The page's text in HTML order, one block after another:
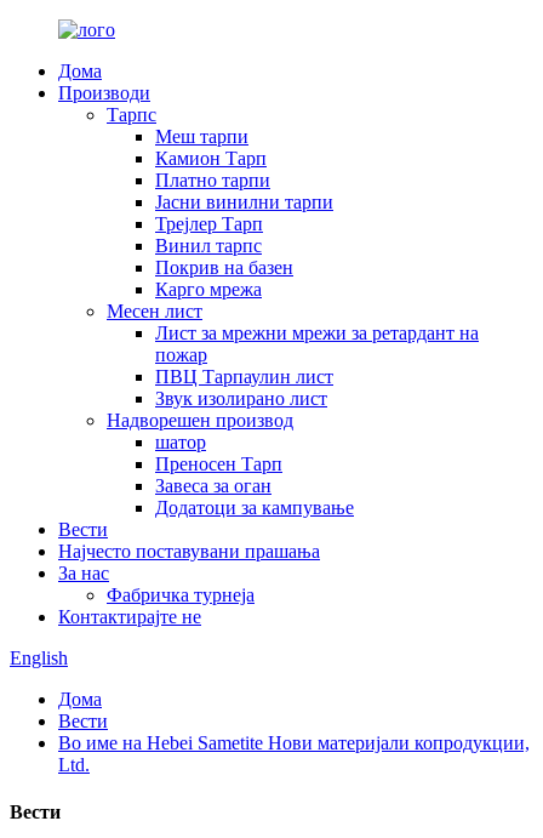
Дома
Производи
Тарпс
Меш тарпи
Камион Тарп
Платно тарпи
Јасни винилни тарпи
Трејлер Тарп
Винил тарпс
Покрив на базен
Карго мрежа
Месен лист
Лист за мрежни мрежи за ретардант на
пожар
ПВЦ Тарпаулин лист
Звук изолирано лист
Надворешен производ
шатор
Преносен Тарп
Завеса за оган
Додатоци за кампување
Вести
Најчесто поставувани прашања
За нас
Фабричка турнеја
Контактирајте не
English
Дома
Вести
Во име на Hebei Sametite Нови материјали копродукции,
Ltd.
Вести